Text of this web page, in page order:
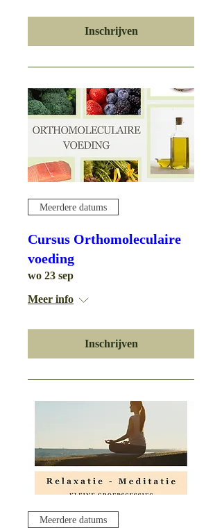
Inschrijven
Meerdere datums
Cursus Orthomoleculaire
voeding
wo 23 sep
Meer info
Inschrijven
Meerdere datums